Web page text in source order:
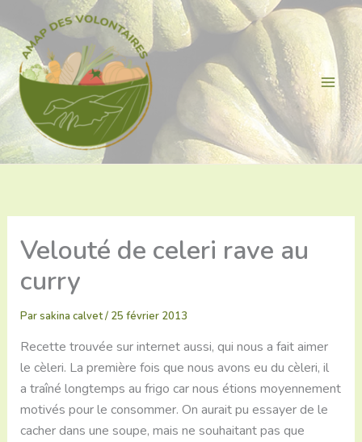
au
contenu
Velouté de celeri rave au
curry
Parsakina calvet/ 25 février 2013
Recette trouvée sur internet aussi, qui nous a fait aimer
le cèleri. La première fois que nous avons eu du cèleri, il
a traîné longtemps au frigo car nous étions moyennement
motivés pour le consommer. On aurait pu essayer de le
cacher dans une soupe, mais ne souhaitant pas que